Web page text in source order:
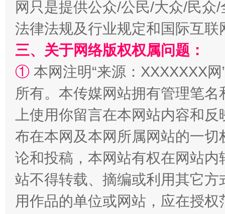
“蜀中异人”王建安的艺术幻境
网只是提供公众/公民/大众/民
法律法规及行业规定和国际互
三、关于网络版权权属问题：
① 本网注明“来源：XXXXXXX
所有。本传媒网站拥有管理笔
上使用你留言在本网站内容和
布在本网及本网所属网站的一
论和投稿，本网站有权在网站
站不得转载、摘编或利用其它
用作品的单位或网站，应在授